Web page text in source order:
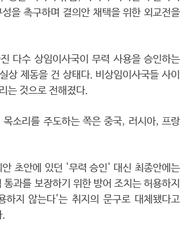
을 촉구하며 결의안 채택을 위한 외교전을
다수 상임이사국이 무력 사용을 승인하는
상 제동을 건 상태다. 비상임이사국들 사이
는 것으로 전해졌다.
소리를 주도하는 쪽은 중국, 러시아, 프랑
안 초안에 있던 '무력 승인' 대신 최종안에는
과를 보장하기 위한 방어 조치는 허용하지
하지 않는다'는 취지의 문구로 대체됐다고
.